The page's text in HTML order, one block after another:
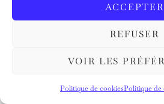
ACCEPTER
REFUSER
VOIR LES
Politique de cookiesPolitique
Le chariot à glaces
de la Madeleine à Paris